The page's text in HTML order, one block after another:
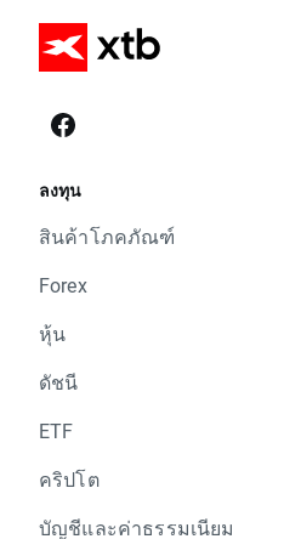
ลงทุน
สินค้าโภคภัณฑ์
Forex
หุ้น
ดัชนี
ETF
คริปโต
บัญชีและค่าธรรมเนียม